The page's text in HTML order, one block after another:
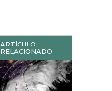
ARTÍCULO
RELACIONADO